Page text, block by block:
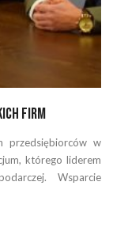
firm
przedsiębiorców w
którego liderem
Wsparcie